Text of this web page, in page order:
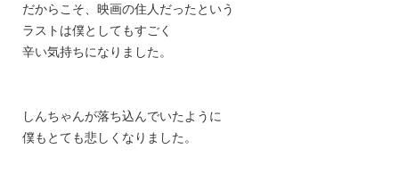
だからこそ、映画の住人だったという
ラストは僕としてもすごく
辛い気持ちになりました。
しんちゃんが落ち込んでいたように
僕もとても悲しくなりました。